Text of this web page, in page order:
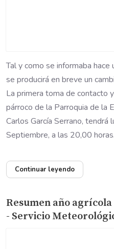
Tal y como se informaba
se producirá en breve un
La primera toma de contacto
párroco de la Parroquia de la
Carlos García Serrano,
Septiembre, a las 20,00
Continuar leyendo
Resumen año agrícola
- Servicio